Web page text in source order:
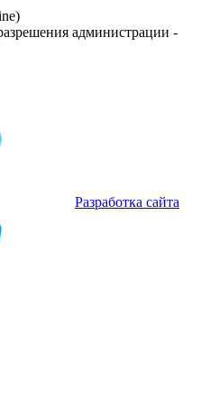
администрации -
Разработка сайта